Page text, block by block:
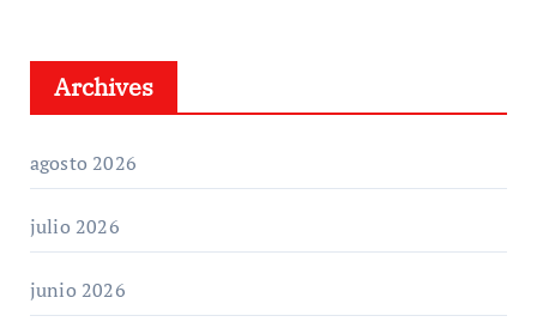
Archives
agosto 2026
julio 2026
junio 2026